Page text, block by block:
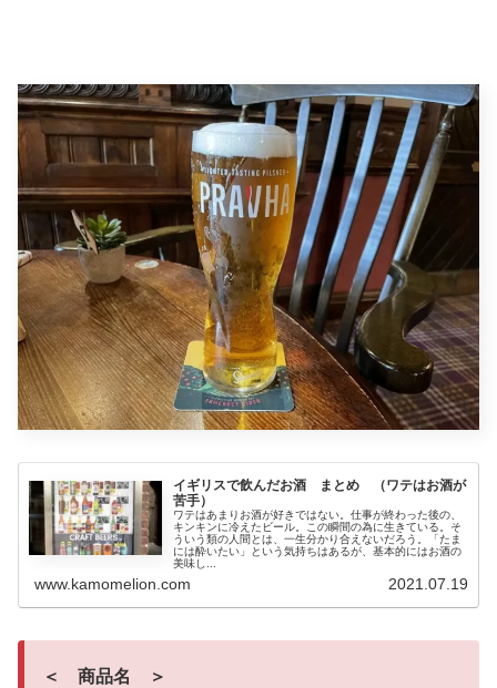
イギリスで飲んだお酒 まとめ （ワテはお酒が
苦手）
ワテはあまりお酒が好きではない。仕事が終わった後の、
キンキンに冷えたビール。この瞬間の為に生きている。そ
ういう類の人間とは、一生分かり合えないだろう。「たま
には酔いたい」という気持ちはあるが、基本的にはお酒の
美味し...
www.kamomelion.com 2021.07.19
＜ 商品名 ＞